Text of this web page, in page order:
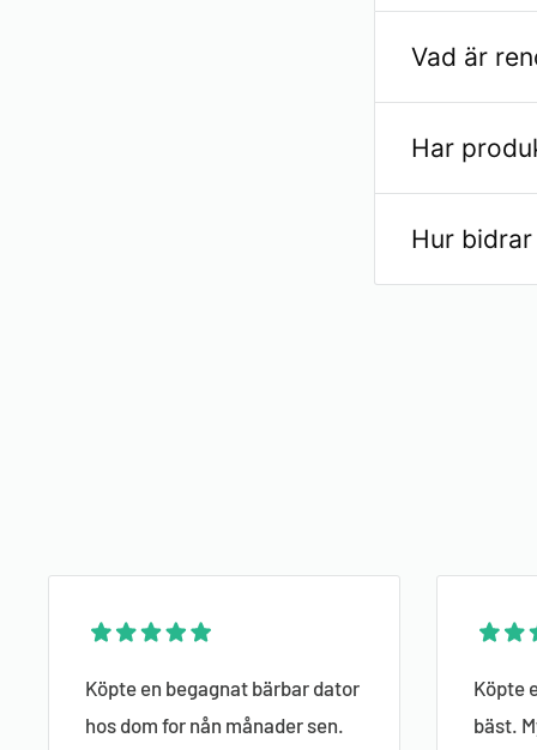
Renoverad
mindre.
att köpa
livscykel
Vad är
Renoverade
Har
Ja, alla köp
undantag
garanti
Hur
Att köpa
Köpte en begagnat bärbar dator
hos dom for nån månader sen.
Köpte
bäst.